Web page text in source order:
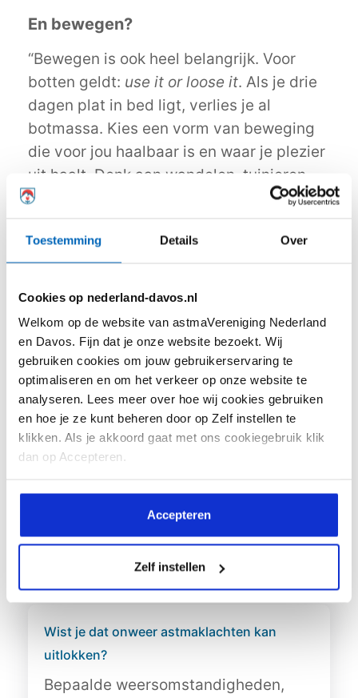
Toestemming Details Over
Cookies op nederland-davos.nl
Welkom op de website van astmaVereniging Nederland
en Davos. Fijn dat je onze website bezoekt. Wij
gebruiken cookies om jouw gebruikerservaring te
optimaliseren en om het verkeer op onze website te
analyseren. Lees meer over hoe wij cookies gebruiken
en hoe je ze kunt beheren door op Zelf instellen te
klikken. Als je akkoord gaat met ons cookiegebruik klik
dan op Accepteren.
Accepteren
Zelf instellen
En bewegen?
“Bewegen is ook heel belangrijk. Voor
botten geldt: use it or loose it. Als je drie
dagen plat in bed ligt, verlies je al
botmassa. Kies een vorm van beweging
die voor jou haalbaar is en waar je plezier
uit haalt. Denk aan wandelen, tuinieren,
joggen, tennissen, dansen en
wordt. Wie zijn botten sterk houdt, kan tot
op hoge leeftijd meedoen aan het sociale
leven.”
Bron:www.nu.nl
Deel dit artikel:
Hieronder vind je het laatste nieuws over
(leven met) astma en onze vereniging.
Wekelijks plaatsen wij hier nieuwe items!
Wist je dat onweer astmaklachten kan
uitlokken?
Bepaalde weersomstandigheden,